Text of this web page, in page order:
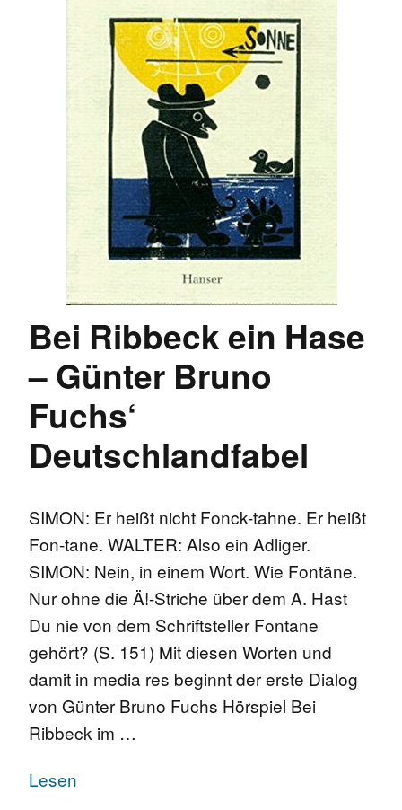
Bei Ribbeck ein Hase
– Günter Bruno
Fuchs‘
Deutschlandfabel
SIMON: Er heißt nicht Fonck-tahne. Er heißt
Fon-tane. WALTER: Also ein Adliger.
SIMON: Nein, in einem Wort. Wie Fontäne.
Nur ohne die Ä!-Striche über dem A. Hast
Du nie von dem Schriftsteller Fontane
gehört? (S. 151) Mit diesen Worten und
damit in media res beginnt der erste Dialog
von Günter Bruno Fuchs Hörspiel Bei
Ribbeck im …
Lesen